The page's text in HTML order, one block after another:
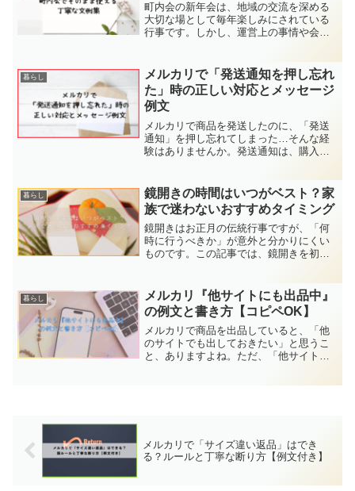
町内会の新年会は、地域の交流を深める
大切な場として毎年楽しみにされている
行事です。しかし、運営上の事情や会場
が、住民にわかりやすく、そして誠実に
伝える「お知らせ文」です...
暮らし
メルカリで「発送通知を押し忘れ
た」時の正しい対応とメッセージ
例文
メルカリで商品を発送したのに、「発送
通知」を押し忘れてしまった…そんな経
験はありませんか。発送通知は、購入者
押し忘れてしまうと、購入者に不安を与
えたり、取引がスムーズに...
暮らし
鏡開きの時間はいつがベスト？家
族で迷わないおすすめタイミング
鏡開きはお正月の伝統行事ですが、「何
時に行うべきか」が意外と分かりにくい
ものです。この記事では、鏡開きを初め
説します。平日や休日、朝・昼・夜のタ
イミングに応じた具体的な...
暮らし
メルカリ『他サイトにも出品中』
の例文と書き方【コピペOK】
メルカリで商品を出品していると、「他
のサイトでも出しておきたい」と思うこ
と、ありますよね。ただ、「他サイトに
メルカリで「サイズ違い返品」はでき
る？ルールと丁寧な断り方【例文付き】